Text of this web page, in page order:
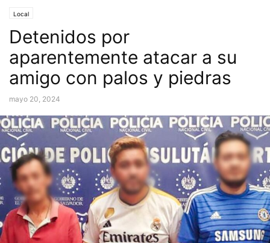
Local
Detenidos por
aparentemente atacar a su
amigo con palos y piedras
mayo 20, 2024